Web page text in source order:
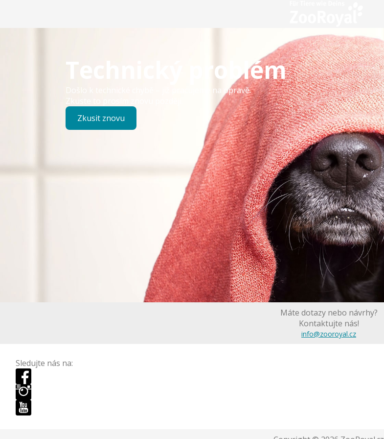
Technický problém
Došlo k technické chybě – již pracujeme na opravě.
Zkuste to prosím znovu později.
Zkusit znovu
Máte dotazy nebo návrhy?
Kontaktujte nás!
info@zooroyal.cz
Sledujte nás na: